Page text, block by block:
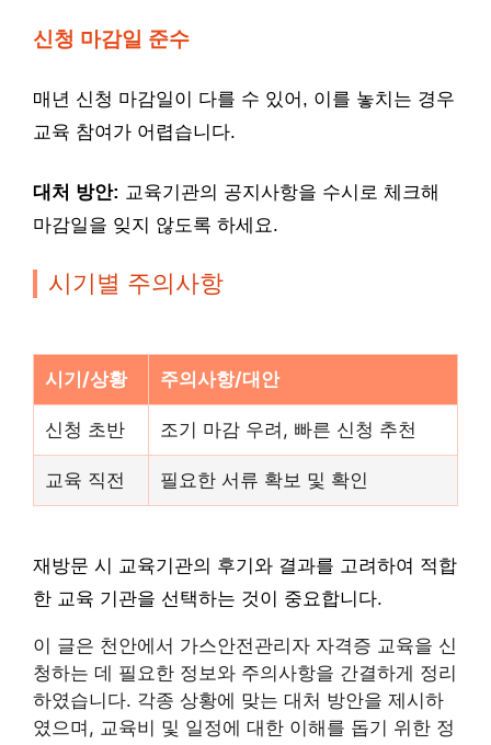
신청 마감일 준수
매년 신청 마감일이 다를 수 있어, 이를 놓치는 경우
교육 참여가 어렵습니다.
대처 방안: 교육기관의 공지사항을 수시로 체크해
마감일을 잊지 않도록 하세요.
시기별 주의사항
시기/상황 주의사항/대안
신청 초반 조기 마감 우려, 빠른 신청 추천
교육 직전 필요한 서류 확보 및 확인
재방문 시 교육기관의 후기와 결과를 고려하여 적합
한 교육 기관을 선택하는 것이 중요합니다.
이 글은 천안에서 가스안전관리자 자격증 교육을 신
청하는 데 필요한 정보와 주의사항을 간결하게 정리
하였습니다. 각종 상황에 맞는 대처 방안을 제시하
였으며, 교육비 및 일정에 대한 이해를 돕기 위한 정